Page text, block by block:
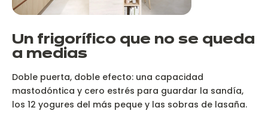
Un frigorífico que no se queda
a medias
Doble puerta, doble efecto: una capacidad
mastodóntica y cero estrés para guardar la sandía,
los 12 yogures del más peque y las sobras de lasaña.